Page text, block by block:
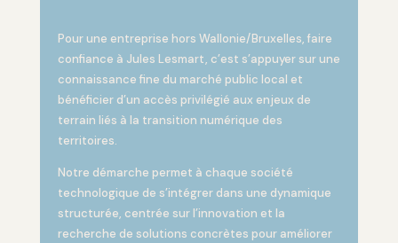
Pour une entreprise hors Wallonie/Bruxelles, faire
confiance à Jules Lesmart, c’est s’appuyer sur une
connaissance fine du marché public local et
bénéficier d’un accès privilégié aux enjeux de
terrain liés à la transition numérique des
territoires.
Notre démarche permet à chaque société
technologique de s’intégrer dans une dynamique
structurée, centrée sur l’innovation et la
recherche de solutions concrètes pour améliorer